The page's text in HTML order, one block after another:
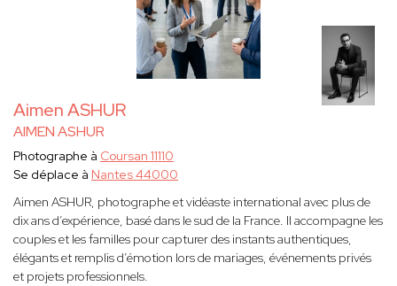
Aimen ASHUR
AIMEN ASHUR
Photographe à Coursan 11110
Se déplace à Nantes 44000
Aimen ASHUR, photographe et vidéaste international avec plus de
dix ans d’expérience, basé dans le sud de la France. Il accompagne les
couples et les familles pour capturer des instants authentiques,
élégants et remplis d’émotion lors de mariages, événements privés
et projets professionnels.